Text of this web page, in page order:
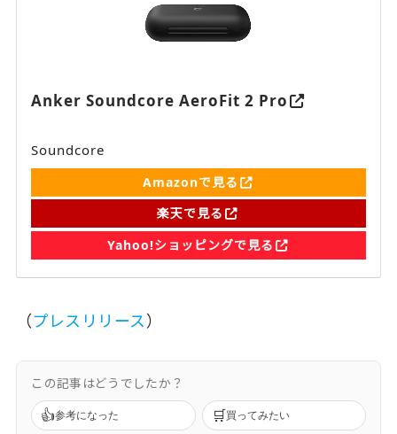
Anker Soundcore AeroFit 2 Pro
Soundcore
Amazonで見る
楽天で見る
Yahoo!ショッピングで見る
（プレスリリース）
この記事はどうでしたか？
👍参考になった 🛒買ってみたい